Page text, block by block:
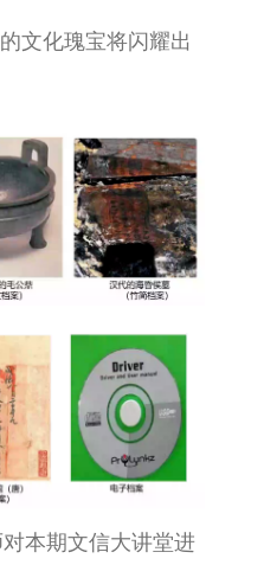
文化瑰宝将闪耀出
本期文信大讲堂进